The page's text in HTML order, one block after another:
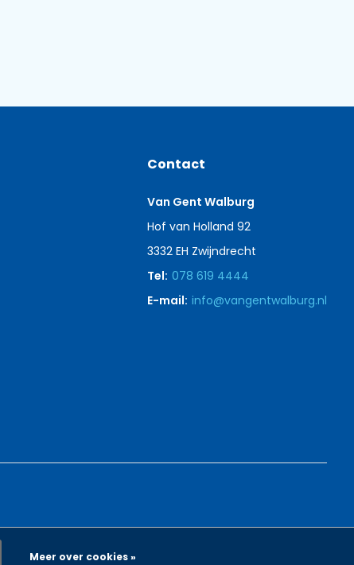
Contact
Van Gent Walburg
Hof van Holland 92
3332 EH Zwijndrecht
Tel: 078 619 4444
E-mail: info@vangentwalburg.nl
Meer over cookies »